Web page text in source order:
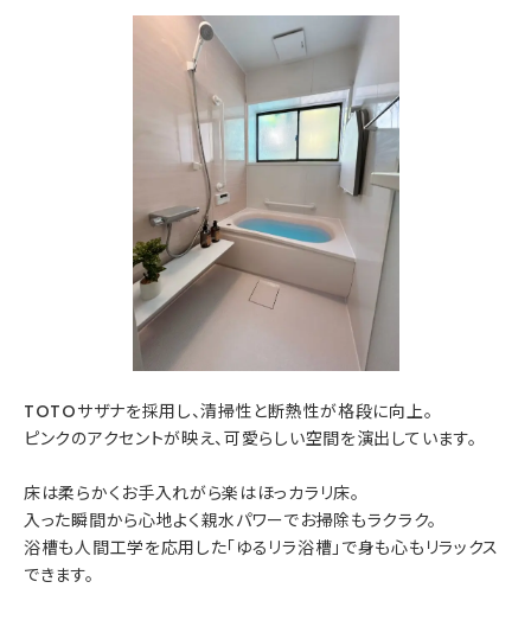
TOTOサザナを採用し、清掃性と断熱性が格段に向上。
ピンクのアクセントが映え、可愛らしい空間を演出しています。
床は柔らかくお手入れがら楽はほっカラリ床。
入った瞬間から心地よく親水パワーでお掃除もラクラク。
浴槽も人間工学を応用した「ゆるリラ浴槽」で身も心もリラックス
できます。